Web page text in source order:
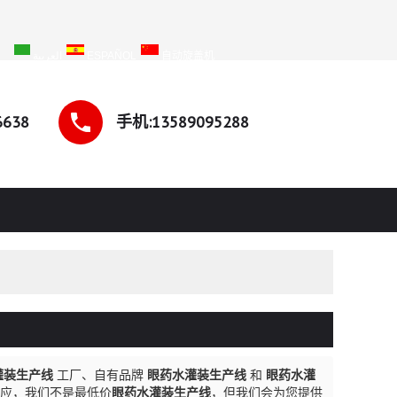
手机:13589095288
装生产线 工厂、自有品牌 眼药水灌装生产线 和 眼药水灌
，我们不是最低价眼药水灌装生产线，但我们会为您提供